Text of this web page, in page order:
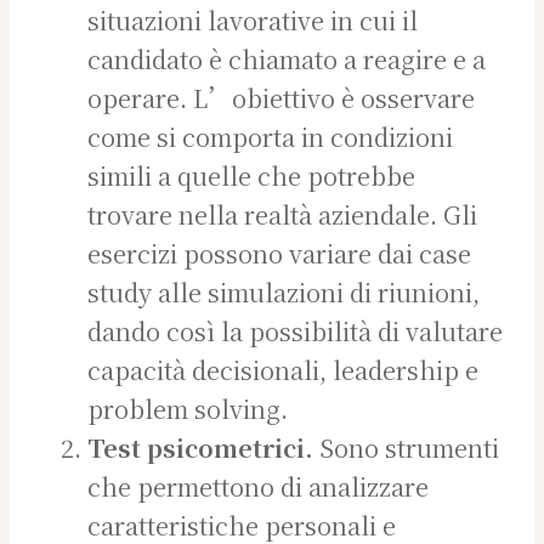
situazioni lavorative in cui il
candidato è chiamato a reagire e a
operare. L’obiettivo è osservare
come si comporta in condizioni
simili a quelle che potrebbe
trovare nella realtà aziendale. Gli
esercizi possono variare dai case
study alle simulazioni di riunioni,
dando così la possibilità di valutare
capacità decisionali, leadership e
problem solving.
Test psicometrici. Sono strumenti
che permettono di analizzare
caratteristiche personali e